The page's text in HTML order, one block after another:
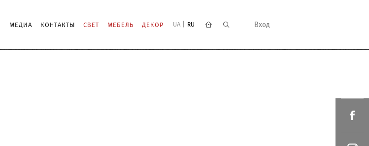
МЕДИА КОНТАКТЫ СВЕТ МЕБЕЛЬ ДЕКОР UA RU Вход